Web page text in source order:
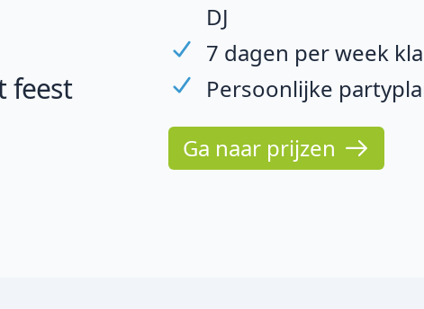
feest
DJ
7 dagen per week
Persoonlijke
Ga naar prijzen